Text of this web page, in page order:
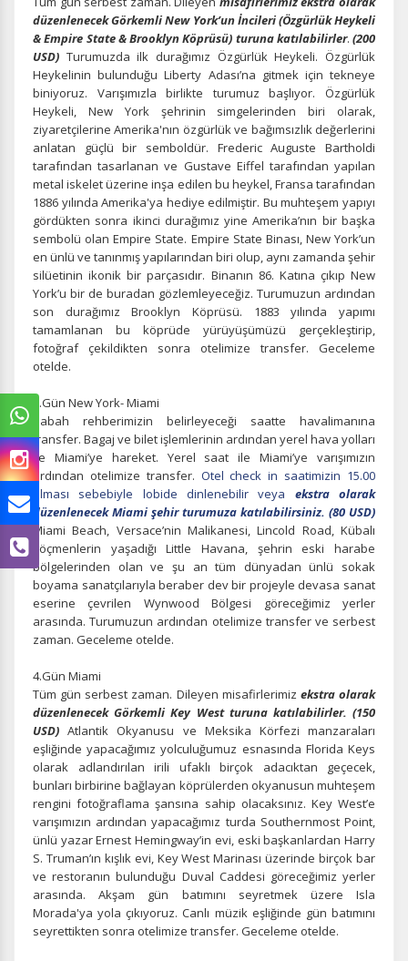
ÇEREZ KULLANIM AYARLARINIZ
Çerez tercihlerinizibelirleyin.
Daha fazla bilgi içinKVKK bilgilendirmemizi,çerez kullanımve
gizlilik koşullarınıinceleyebilirsiniz.
Zorunlu Çerezler HER ZAMAN AKTIF
Oturum yönetimi, güvenlik ve temel site işlevleri için
gereklidir. Bu çerezler olmadan site düzgün çalışmaz ve
devre dışı bırakılamaz.
düzenlenecek Görkemli New York’un İncileri (Özgürlük Heykeli
& Empire State & Brooklyn Köprüsü) turuna katılabilirler. (200
USD) Turumuzda ilk durağımız Özgürlük Heykeli. Özgürlük
Heykelinin bulunduğu Liberty Adası’na gitmek için tekneye
biniyoruz. Varışımızla birlikte turumuz başlıyor. Özgürlük
Heykeli, New York şehrinin simgelerinden biri olarak,
ziyaretçilerine Amerika'nın özgürlük ve bağımsızlık değerlerini
anlatan güçlü bir semboldür. Frederic Auguste Bartholdi
tarafından tasarlanan ve Gustave Eiffel tarafından yapılan
metal iskelet üzerine inşa edilen bu heykel, Fransa tarafından
1886 yılında Amerika'ya hediye edilmiştir. Bu muhteşem yapıyı
gördükten sonra ikinci durağımız yine Amerika’nın bir başka
sembolü olan Empire State. Empire State Binası, New York’un
en ünlü ve tanınmış yapılarından biri olup, aynı zamanda şehir
silüetinin ikonik bir parçasıdır. Binanın 86. Katına çıkıp New
York’u bir de buradan gözlemleyeceğiz. Turumuzun ardından
son durağımız Brooklyn Köprüsü. 1883 yılında yapımı
tamamlanan bu köprüde yürüyüşümüzü gerçekleştirip,
fotoğraf çekildikten sonra otelimize transfer. Geceleme
otelde.
3.Gün New York- Miami
Sabah rehberimizin belirleyeceği saatte havalimanına
transfer. Bagaj ve bilet işlemlerinin ardından yerel hava yolları
ile Miami’ye hareket. Yerel saat ile Miami’ye varışımızın
ardından otelimize transfer. Otel check in saatimizin 15.00
olması sebebiyle lobide dinlenebilir veya ekstra olarak
düzenlenecek Miami şehir turumuza katılabilirsiniz. (80 USD)
Miami Beach, Versace’nin Malikanesi, Lincold Road, Kübalı
göçmenlerin yaşadığı Little Havana, şehrin eski harabe
bölgelerinden olan ve şu an tüm dünyadan ünlü sokak
boyama sanatçılarıyla beraber dev bir projeyle devasa sanat
eserine çevrilen Wynwood Bölgesi göreceğimiz yerler
arasında. Turumuzun ardından otelimize transfer ve serbest
zaman. Geceleme otelde.
4.Gün Miami
Tüm gün serbest zaman. Dileyen misafirlerimiz ekstra olarak
düzenlenecek Görkemli Key West turuna katılabilirler. (150
USD) Atlantik Okyanusu ve Meksika Körfezi manzaraları
eşliğinde yapacağımız yolculuğumuz esnasında Florida Keys
olarak adlandırılan irili ufaklı birçok adacıktan geçecek,
bunları birbirine bağlayan köprülerden okyanusun muhteşem
rengini fotoğraflama şansına sahip olacaksınız. Key West’e
varışımızın ardından yapacağımız turda Southernmost Point,
ünlü yazar Ernest Hemingway’in evi, eski başkanlardan Harry
S. Truman’ın kışlık evi, Key West Marinası üzerinde birçok bar
ve restoranın bulunduğu Duval Caddesi göreceğimiz yerler
arasında. Akşam gün batımını seyretmek üzere Isla
Morada'ya yola çıkıyoruz. Canlı müzik eşliğinde gün batımını
seyrettikten sonra otelimize transfer. Geceleme otelde.